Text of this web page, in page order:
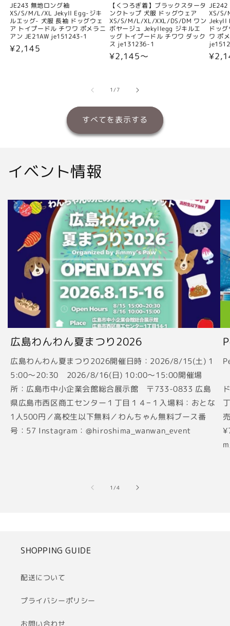
JE243 無地ロング袖
XS/S/M/L/XL Jekyll Egg-ジキ
ルエッグ- 犬服 長袖 ドッグウェ
ア トイプードル チワワ ポメラニ
アン JE21AW je151243-1
通
¥2,145
【くつろぎ着】ブラックスタータ
ンクトップ 犬服 ドッグウェア
XS/S/M/L/XL/XXL/DS/DM ワン
ボヤージュ Jekyllegg ジキルエ
ッグ トイプードル チワワ ダック
ス je131236-1
通
格
¥2,145〜
JE242
XS/S/
Jekyll
ドッ
ワ ポ
通
1/の
7
すべてを表示する
イベント情報
広島わんわん夏まつり2026
広島わんわん夏まつり2026開催日時：2026/8/15(土) 1
5:00〜20:30 2026/8/16(日) 10:00〜15:00開催場
所：広島市中小企業会館総合展示館 〒733-0833 広島
県広島市西区商工センター１丁目１４−１入場料：おとな
1人500円／高校生以下無料／わんちゃん無料ブース番
号：57 Instagram：@hiroshima_wanwan_event
1 /の
4
SHOPPING GUIDE
配送について
プライバシーポリシー
お問い合わせ